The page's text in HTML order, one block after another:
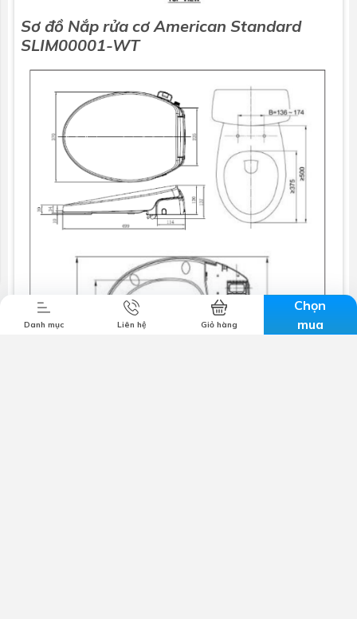
Thương hiệu Liên hệ Tin tức
Danh mục Liên hệ Giỏ hàng
Chọn
mua
Sơ đồ Nắp rửa cơAmerican Standard
SLIM00001-WT